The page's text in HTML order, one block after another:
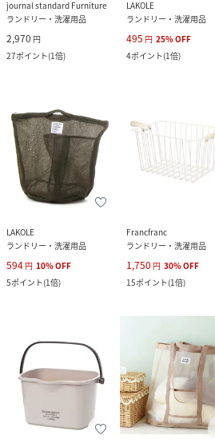
journal standard Furniture
ランドリー・洗濯用品
2,970 円
27ポイント(1倍)
LAKOLE
ランドリー・洗濯用品
495 円 25%OFF
4ポイント(1倍)
LAKOLE
ランドリー・洗濯用品
594 円 10%OFF
5ポイント(1倍)
Francfranc
ランドリー・洗濯用品
1,750 円 30%OFF
15ポイント(1倍)